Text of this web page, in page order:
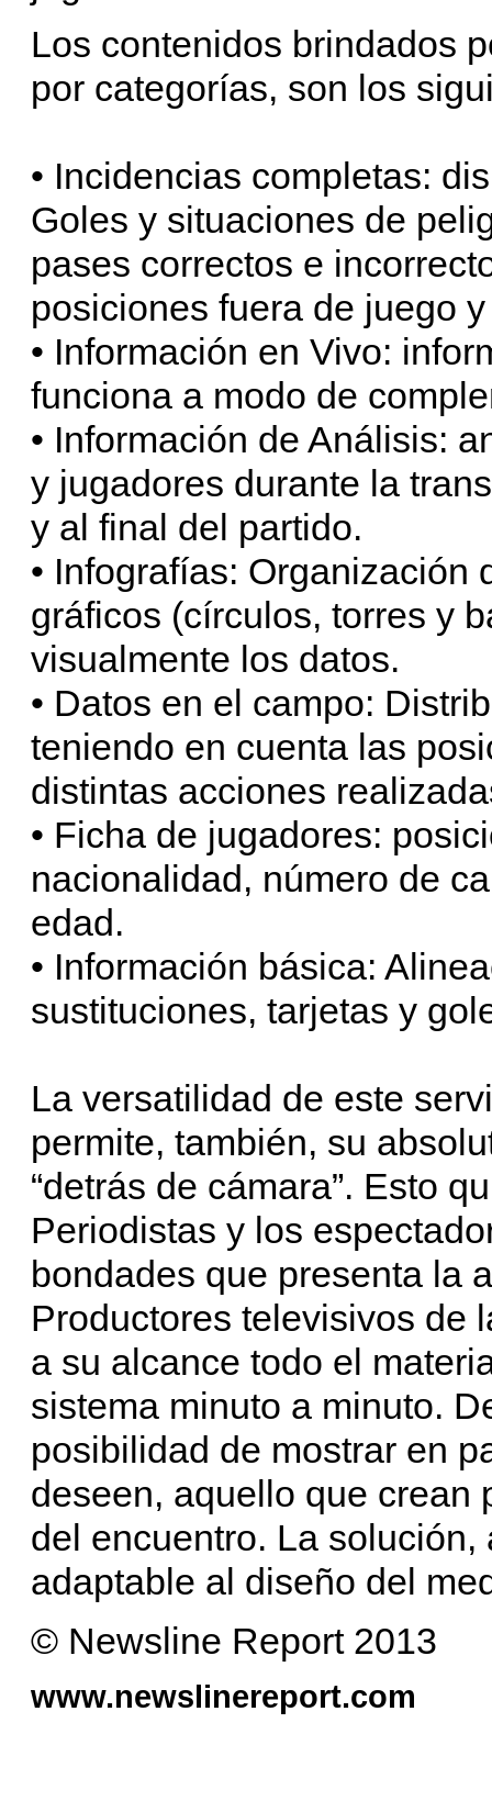
Los contenidos brindados
por categorías, son los
• Incidencias completas:
Goles y situaciones de
pases correctos e
posiciones fuera de juego
• Información en Vivo:
funciona a modo de
• Información de Análisis:
y jugadores durante la
y al final del partido.
• Infografías: Organización
gráficos (círculos, torres y
visualmente los datos.
• Datos en el campo:
teniendo en cuenta las
distintas acciones
• Ficha de jugadores:
nacionalidad, número de
edad.
• Información básica:
sustituciones, tarjetas y
La versatilidad de este
permite, también, su
“detrás de cámara”. Esto
Periodistas y los
bondades que presenta la
Productores televisivos de
a su alcance todo el
sistema minuto a minuto.
posibilidad de mostrar en
deseen, aquello que crean
del encuentro. La
adaptable al diseño del
© Newsline Report 2013
www.newslinereport.com